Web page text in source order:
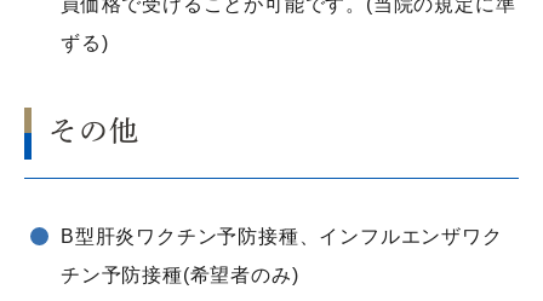
ずる)
その他
B型肝炎ワクチン予防接種、インフルエンザワク
チン予防接種(希望者のみ)